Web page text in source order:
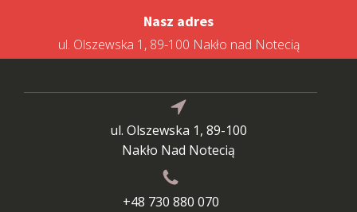
Nasz adres
ul. Olszewska 1, 89-100 Nakło nad Notecią
ul. Olszewska 1, 89-100
Nakło Nad Notecią
+48 730 880 070